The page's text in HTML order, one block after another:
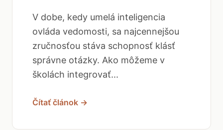
V dobe, kedy umelá inteligencia
ovláda vedomosti, sa najcennejšou
zručnosťou stáva schopnosť klásť
správne otázky. Ako môžeme v
školách integrovať...
Čítať článok →